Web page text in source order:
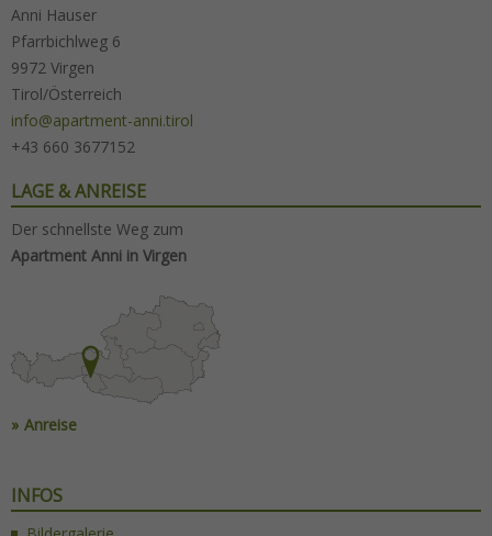
Anni Hauser
Pfarrbichlweg 6
9972 Virgen
Tirol/Österreich
info@apartment-anni.tirol
+43 660 3677152
LAGE & ANREISE
Der schnellste Weg zum
Apartment Anni in Virgen
Anreise
INFOS